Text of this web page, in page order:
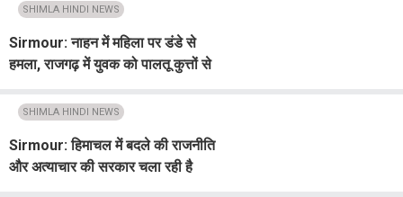
SHIMLA HINDI NEWS
Sirmour: नाहन में महिला पर डंडे से
हमला, राजगढ़ में युवक को पालतू कुत्तों से
SHIMLA HINDI NEWS
Sirmour: हिमाचल में बदले की राजनीति
और अत्याचार की सरकार चला रही है